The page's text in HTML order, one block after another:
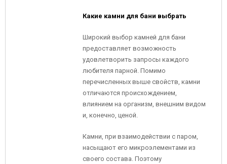
Какие камни для бани выбрать
Широкий выбор камней для бани
предоставляет возможность
удовлетворить запросы каждого
любителя парной. Помимо
перечисленных выше свойств, камни
отличаются происхождением,
влиянием на организм, внешним видом
и, конечно, ценой.
Камни, при взаимодействии с паром,
насыщают его микроэлементами из
своего состава. Поэтому